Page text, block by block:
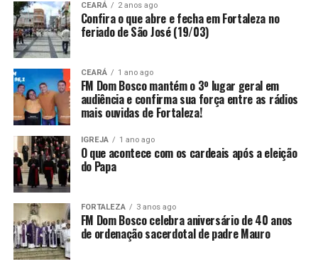
CEARÁ 2 anos ago
Confira o que abre e fecha em Fortaleza no
feriado de São José (19/03)
CEARÁ 1 ano ago
FM Dom Bosco mantém o 3º lugar geral em
audiência e confirma sua força entre as rádios
mais ouvidas de Fortaleza!
IGREJA 1 ano ago
O que acontece com os cardeais após a eleição
do Papa
FORTALEZA 3 anos ago
FM Dom Bosco celebra aniversário de 40 anos
de ordenação sacerdotal de padre Mauro